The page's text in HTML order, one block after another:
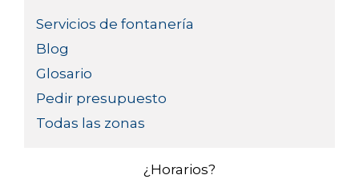
Servicios de fontanería
Blog
Glosario
Pedir presupuesto
Todas las zonas
¿Horarios?